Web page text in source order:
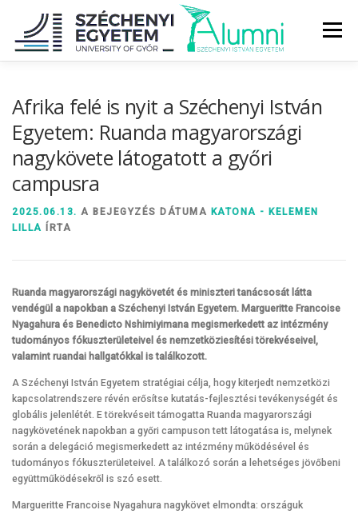
tartalomhoz
Menü
DIPLOMAÁTADÓ DIPLOMÁN TÚL
SZOLGÁLTATÁSOK ÉVFOLYAMOK
Afrika felé is nyit a Széchenyi István
Egyetem: Ruanda magyarországi
nagykövete látogatott a győri
campusra
2025.06.13. A BEJEGYZÉS DÁTUMA KATONA - KELEMEN
LILLA ÍRTA
Ruanda magyarországi nagykövetét és miniszteri tanácsosát látta
vendégül a napokban a Széchenyi István Egyetem. Margueritte Francoise
Nyagahura és Benedicto Nshimiyimana megismerkedett az intézmény
tudományos fókuszterületeivel és nemzetköziesítési törekvéseivel,
valamint ruandai hallgatókkal is találkozott.
A Széchenyi István Egyetem stratégiai célja, hogy kiterjedt nemzetközi
kapcsolatrendszere révén erősítse kutatás-fejlesztési tevékenységét és
globális jelenlétét. E törekvéseit támogatta Ruanda magyarországi
nagykövetének napokban a győri campuson tett látogatása is, melynek
során a delegáció megismerkedett az intézmény működésével és
tudományos fókuszterületeivel. A találkozó során a lehetséges jövőbeni
együttműködésekről is szó esett.
Margueritte Francoise Nyagahura nagykövet elmondta: országuk